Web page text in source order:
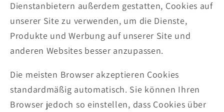
Dienstanbietern außerdem gestatten, Cookies auf
unserer Site zu verwenden, um die Dienste,
Produkte und Werbung auf unserer Site und
anderen Websites besser anzupassen.
Die meisten Browser akzeptieren Cookies
standardmäßig automatisch. Sie können Ihren
Browser jedoch so einstellen, dass Cookies über